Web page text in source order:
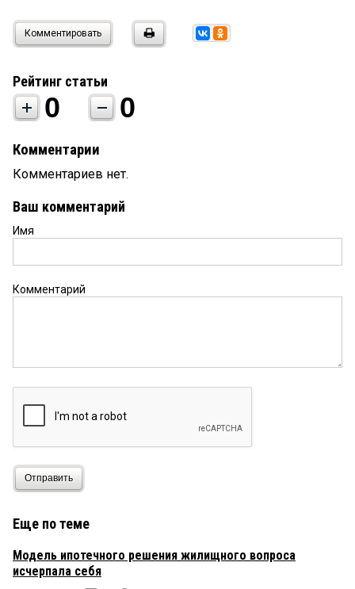
Комментировать
Рейтинг статьи
0 0
Комментарии
Комментариев нет.
Ваш комментарий
Имя
Комментарий
Отправить
Еще по теме
Модель ипотечного решения жилищного вопроса
исчерпала себя